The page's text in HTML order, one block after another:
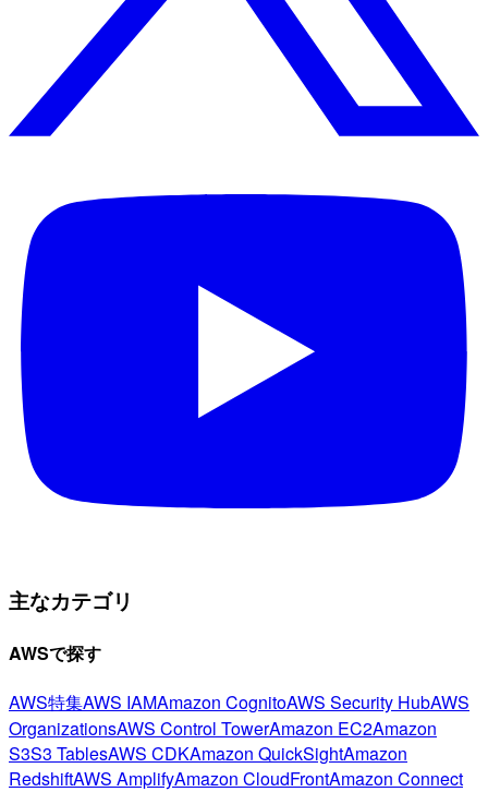
主なカテゴリ
AWSで探す
AWS特集AWS IAMAmazon CognitoAWS Security HubAWS
OrganizationsAWS Control TowerAmazon EC2Amazon
S3S3 TablesAWS CDKAmazon QuickSightAmazon
RedshiftAWS AmplifyAmazon CloudFrontAmazon Connect